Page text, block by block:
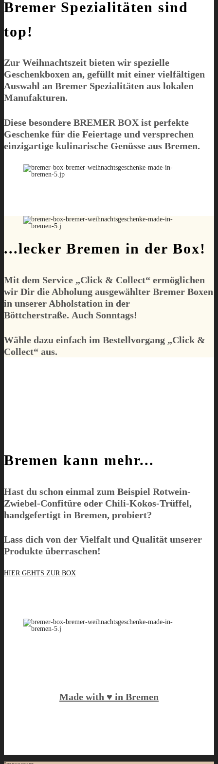
Bremer Spezialitäten sind
top!
Zur Weihnachtszeit bieten wir spezielle
Geschenkboxen an, gefüllt mit einer vielfältigen
Auswahl an Bremer Spezialitäten aus lokalen
Manufakturen.
Diese besondere BREMER BOX ist perfekte
Geschenke für die Feiertage und versprechen
einzigartige kulinarische Genüsse aus Bremen.
...lecker Bremen in der Box!
Mit dem Service „Click & Collect“ ermöglichen
wir Dir die Abholung ausgewählter Bremer Boxen
in unserer Abholstation in der
Böttcherstraße. Auch Sonntags!
Wähle dazu einfach im Bestellvorgang „Click &
Collect“ aus.
Bremen kann mehr...
Hast du schon einmal zum Beispiel Rotwein-
Zwiebel-Confitüre oder Chili-Kokos-Trüffel,
handgefertigt in Bremen, probiert?
Lass dich von der Vielfalt und Qualität unserer
Produkte überraschen!
HIER GEHTS ZUR BOX
Made with ♥️ in Bremen